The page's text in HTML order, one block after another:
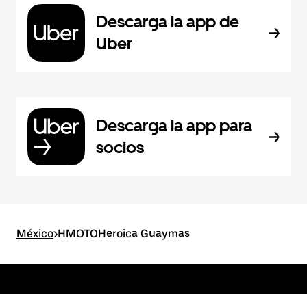
Descarga la app de
Uber
Descarga la app para
socios
México>HMOTOHeroica Guaymas